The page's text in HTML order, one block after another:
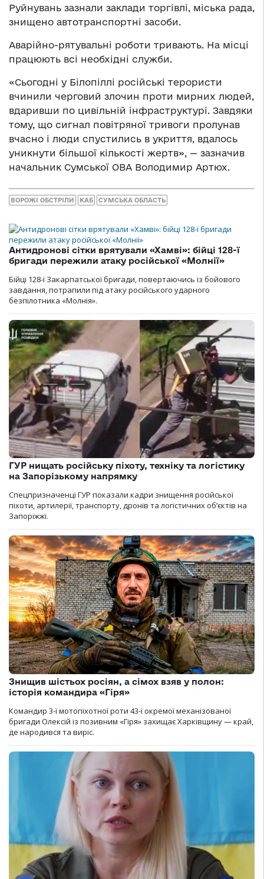
Руйнувань зазнали заклади торгівлі, міська рада,
знищено автотранспортні засоби.
Аварійно-рятувальні роботи тривають. На місці
працюють всі необхідні служби.
«Сьогодні у Білопіллі російські терористи
вчинили черговий злочин проти мирних людей,
вдаривши по цивільній інфраструктурі. Завдяки
тому, що сигнал повітряної тривоги пролунав
вчасно і люди спустились в укриття, вдалось
уникнути більшої кількості жертв», — зазначив
начальник Сумської ОВА Володимир Артюх.
ВОРОЖІ ОБСТРІЛИ КАБ СУМСЬКА ОБЛАСТЬ
Антидронові сітки врятували «Хамві»: бійці 128-ї
бригади пережили атаку російської «Молнії»
Бійці 128-ї Закарпатської бригади, повертаючись із бойового
завдання, потрапили під атаку російського ударного
безпілотника «Молнія».
ГУР нищать російську піхоту, техніку та логістику
на Запорізькому напрямку
Спецпризначенці ГУР показали кадри знищення російської
піхоти, артилерії, транспорту, дронів та логістичних об’єктів на
Запоріжжі.
Знищив шістьох росіян, а сімох взяв у полон:
історія командира «Гіря»
Командир 3-ї мотопіхотної роти 43-ї окремої механізованої
бригади Олексій із позивним «Гіря» захищає Харківщину — край,
де народився та виріс.